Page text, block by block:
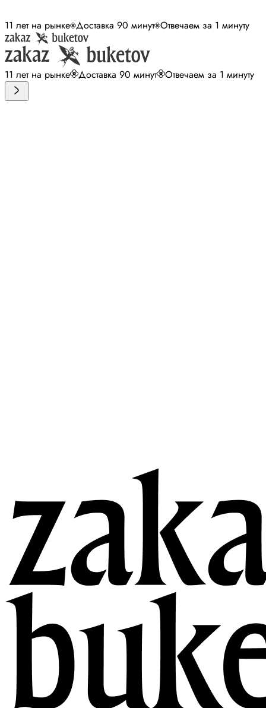
11 лет на рынке Доставка 90 минут Отвечаем за 1 минуту
11 лет на рынке Доставка 90 минут Отвечаем за 1 минуту